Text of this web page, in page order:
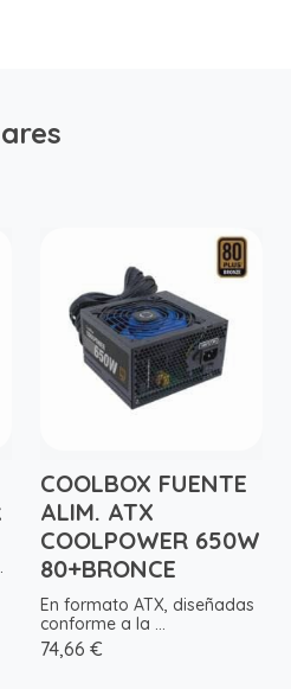
COOLBOX FUENTE
ALIM. ATX
COOLPOWER 650W
80+BRONCE
En formato ATX, diseñadas
conforme a la ...
74,66 €